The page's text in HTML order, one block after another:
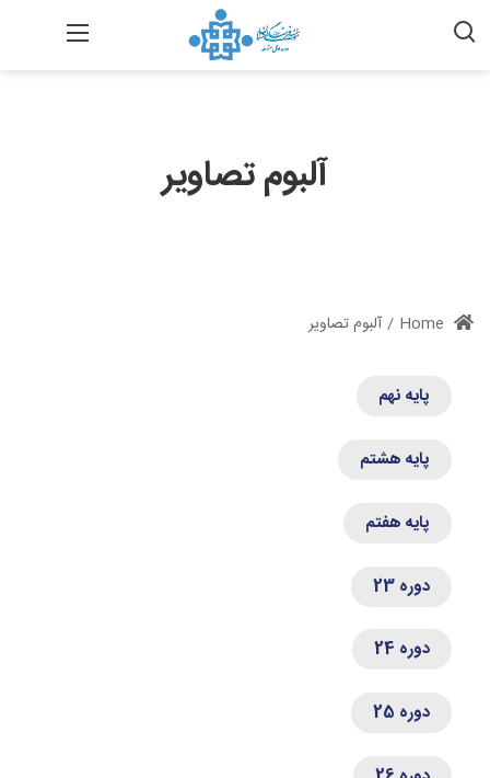
آلبوم تصاویر
/ آلبوم تصاویر
پایه نهم
پایه هشتم
پایه هفتم
دوره 23
دوره 24
دوره 25